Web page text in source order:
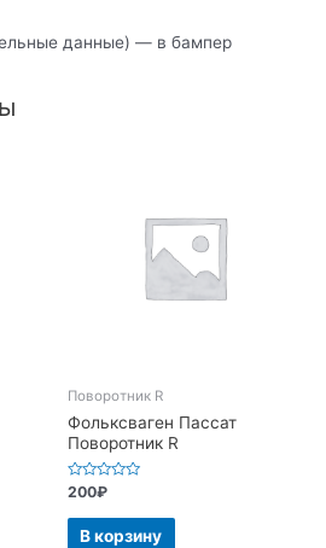
данные) — в бампер
Поворотник R
Фольксваген Пассат
Поворотник R
Оценка
из
200₽
В корзину